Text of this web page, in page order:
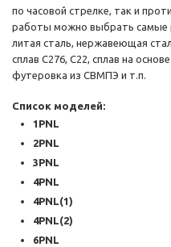
по часовой стрелке, так и
работы можно выбрать самые
литая сталь, нержавеющая
сплав C276, C22, сплав на
футеровка из СВМПЭ и т.п.
Список моделей:
1PNL
2PNL
3PNL
4PNL
4PNL(1)
4PNL(2)
6PNL